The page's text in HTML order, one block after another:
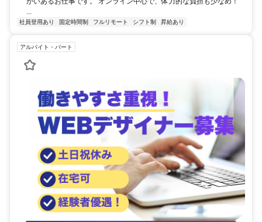
社員登用あり 固定時間制 フルリモート シフト制 昇給あり
アルバイト・パート